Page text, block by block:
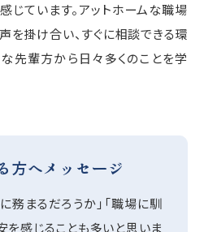
じています。アットホームな職場
を掛け合い、すぐに相談できる環
先輩方から日々多くのことを学
方へメッセージ
務まるだろうか」「職場に馴
を感じることも多いと思いま